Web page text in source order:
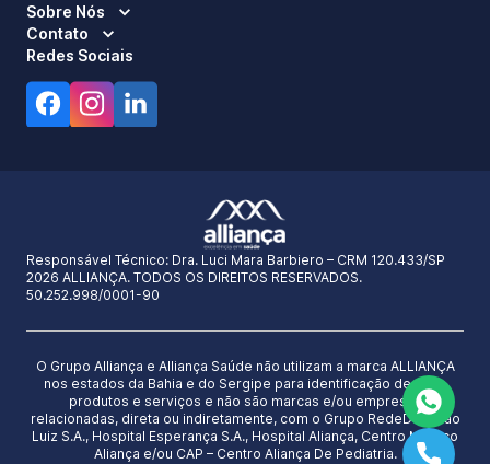
Sobre Nós
Contato
Redes Sociais
Responsável Técnico: Dra. Luci Mara Barbiero – CRM 120.433/SP
2026 ALLIANÇA. TODOS OS DIREITOS RESERVADOS.
50.252.998/0001-90
O Grupo Alliança e Alliança Saúde não utilizam a marca ALLIANÇA
nos estados da Bahia e do Sergipe para identificação de seus
produtos e serviços e não são marcas e/ou empresas
relacionadas, direta ou indiretamente, com o Grupo RedeD’Or São
Luiz S.A., Hospital Esperança S.A., Hospital Aliança, Centro Médico
Aliança e/ou CAP – Centro Aliança De Pediatria.